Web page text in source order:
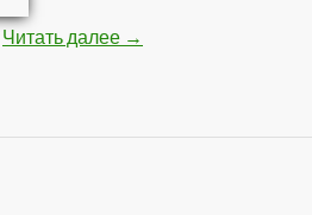
Читать далее Животные
→